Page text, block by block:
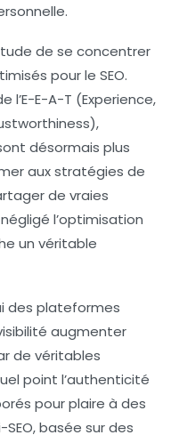
de se concentrer
pour le SEO.
l’E-E-A-T (Experience,
désormais plus
aux stratégies de
de vraies
l’optimisation
un véritable
des plateformes
augmenter
de véritables
point l’authenticité
pour plaire à des
basée sur des